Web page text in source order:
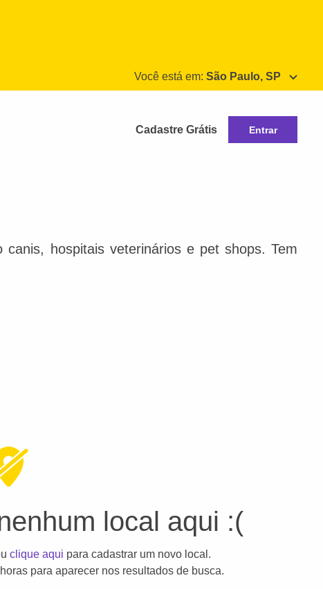
Você está em: São Paulo, SP
Cadastre Grátis Entrar
hospitais veterinários e pet shops. Tem
local aqui :(
clique aqui para cadastrar um novo local.
para aparecer nos resultados de busca.